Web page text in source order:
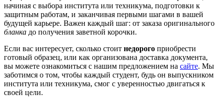
начиная с выбора института или техникума, подготовки к
защитным работам, и заканчивая первыми шагами в вашей
будущей карьере. Важен каждый шаг: от заказа оригинального
бланка до получения заветной корочки.
Если вас интересует, сколько стоит недорого приобрести
готовый образец, или как организована доставка документа,
вы можете ознакомиться с нашим предложением на сайте. Мы
заботимся о том, чтобы каждый студент, будь он выпускником
института или техникума, смог с уверенностью двигаться к
своей цели.